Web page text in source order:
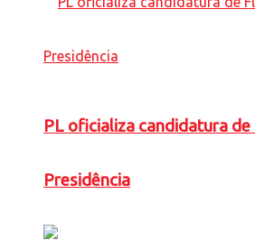
PL oficializa candidatura
Presidência